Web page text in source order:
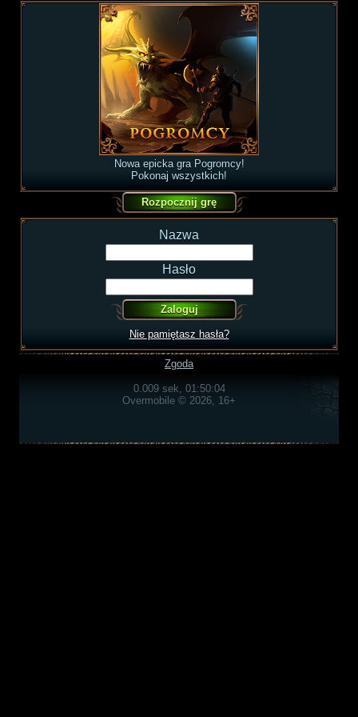
Nowa epicka gra Pogromcy!
Pokonaj wszystkich!
Nazwa
Hasło
Nie pamiętasz hasła?
Zgoda
0.009 sek, 01:50:04
Overmobile © 2026, 16+